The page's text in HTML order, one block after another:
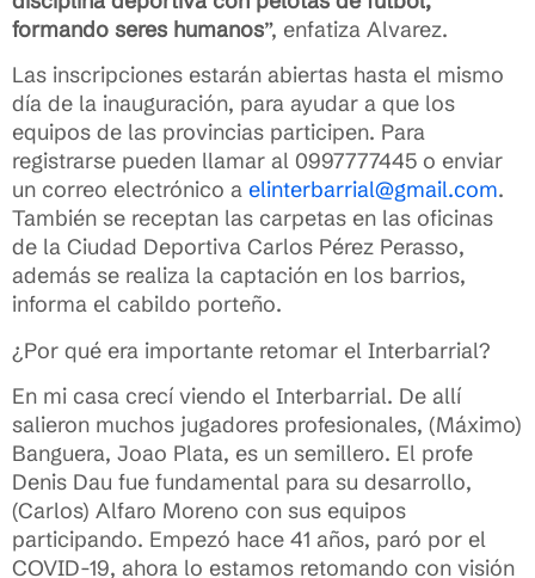
formando seres humanos”, enfatiza Alvarez.
Las inscripciones estarán abiertas hasta el mismo
día de la inauguración, para ayudar a que los
equipos de las provincias participen. Para
registrarse pueden llamar al 0997777445 o enviar
un correo electrónico a elinterbarrial@gmail.com.
También se receptan las carpetas en las oficinas
de la Ciudad Deportiva Carlos Pérez Perasso,
además se realiza la captación en los barrios,
informa el cabildo porteño.
¿Por qué era importante retomar el Interbarrial?
En mi casa crecí viendo el Interbarrial. De allí
salieron muchos jugadores profesionales, (Máximo)
Banguera, Joao Plata, es un semillero. El profe
Denis Dau fue fundamental para su desarrollo,
(Carlos) Alfaro Moreno con sus equipos
participando. Empezó hace 41 años, paró por el
COVID-19, ahora lo estamos retomando con visión